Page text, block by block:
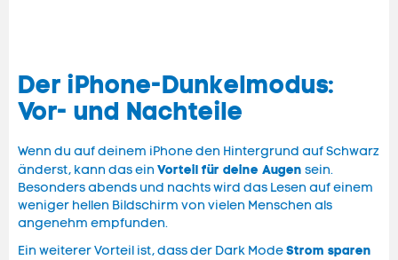
Der iPhone-Dunkelmodus:
Vor- und Nachteile
Wenn du auf deinem iPhone den Hintergrund auf Schwarz
änderst, kann das ein Vorteil für deine Augen sein.
Besonders abends und nachts wird das Lesen auf einem
weniger hellen Bildschirm von vielen Menschen als
angenehm empfunden.
Ein weiterer Vorteil ist, dass der Dark ModeStrom sparen